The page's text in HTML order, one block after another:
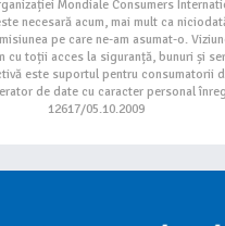
Mondiale Consumers
necesară acum, mai mult ca
pe care ne-am asumat-o.
cu toții acces la siguranță, bunuri și
este suportul pentru consumatorii
de date cu caracter personal
12617/05.10.2009